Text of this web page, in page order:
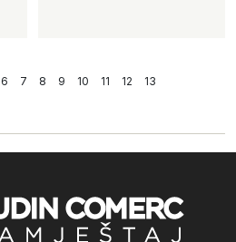
6 7 8 9 10 11 12 13